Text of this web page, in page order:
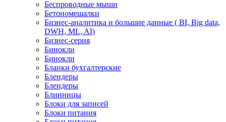
Беспроводные мыши
Бетономешалки
Бизнес-аналитика и большие данные ( BI, Big data,
DWH, ML, AI)
Бизнес-серия
Бинокли
Бинокли
Бланки бухгалтерские
Блендеры
Блендеры
Блинницы
Блоки для записей
Блоки питания